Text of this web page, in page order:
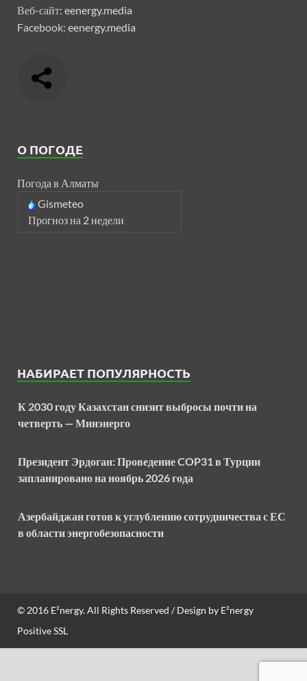
Веб-сайт: eenergy.media
Facebook: eenergy.media
О ПОГОДЕ
Погода в Алматы
Gismeteo
Прогноз на 2 недели
НАБИРАЕТ ПОПУЛЯРНОСТЬ
К 2030 году Казахстан снизит выбросы почти на
четверть — Минэнерго
Президент Эрдоган: Проведение COP31 в Турции
запланировано на ноябрь 2026 года
Азербайджан готов к углублению сотрудничества с ЕС
в области энергобезопасности
© 2016 E²nergy. All Rights Reserved / Design by E²nergy
Positive SSL